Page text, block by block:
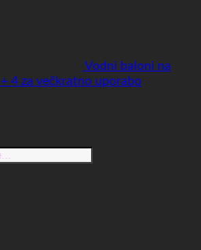
Vodni baloni na
4 za večkratno uporabo